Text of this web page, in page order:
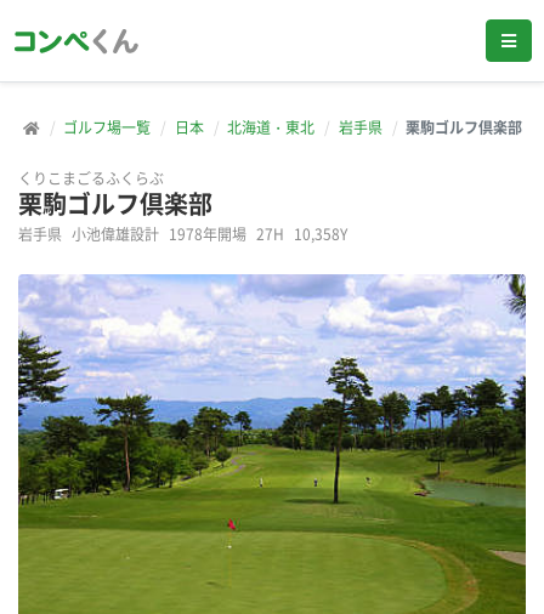
ゴルフ場一覧 日本 北海道・東北 岩手県 栗駒ゴルフ倶楽部
くりこまごるふくらぶ
栗駒ゴルフ倶楽部
岩手県 小池偉雄設計 1978年開場 27H 10,358Y